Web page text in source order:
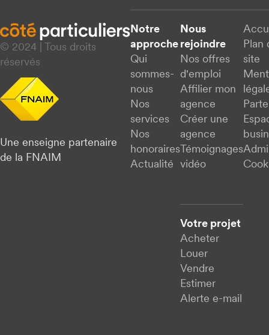
© 2024 | Tous droits
réservés
Une enseigne partenaire
de la FNAIM
Notre
approche
Qui
sommes-
nous
Nos
services
Nos
honoraires
Actualité
Nous
rejoindre
Nos offres
d'emploi
Affilier mon
agence
Créer une
agence
Témoignages
vidéo
Votre projet
Acheter
Louer
Vendre
Estimer
Alerte e-mail
Plan
site